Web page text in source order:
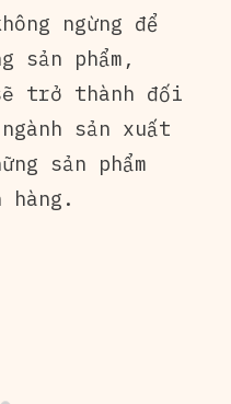
ngừng để
sản phẩm,
trở thành đối
sản xuất
sản phẩm